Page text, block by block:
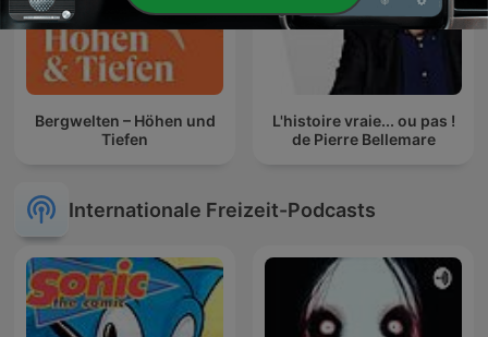
Bergwelten – Höhen und
Tiefen
L'histoire vraie... ou pas !
de Pierre Bellemare
Internationale Freizeit-Podcasts